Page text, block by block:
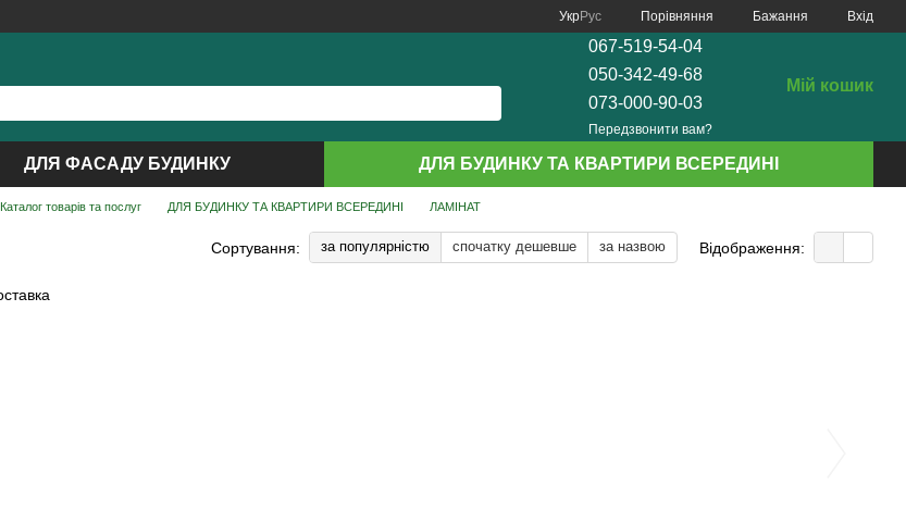
УкрРус Порівняння Бажання Вхід
067-519-54-04
050-342-49-68
073-000-90-03
Передзвонити вам?
Мій кошик
ДЛЯ ФАСАДУ БУДИНКУ ДЛЯ БУДИНКУ ТА КВАРТИРИ ВСЕРЕДИНІ
Каталог товарів та послуг ДЛЯ БУДИНКУ ТА КВАРТИРИ ВСЕРЕДИНІ ЛАМІНАТ
Сортування: за популярністю спочатку дешевше за назвою Відображення: